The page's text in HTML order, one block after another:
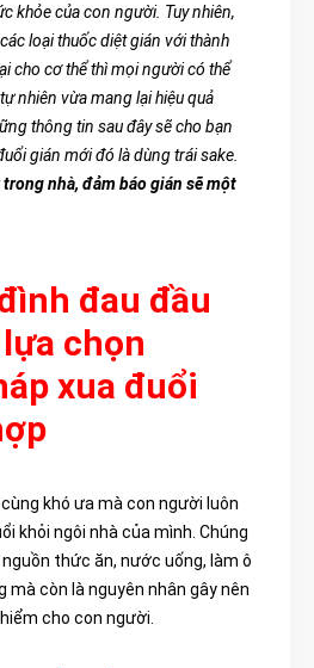
khỏe của con người. Tuy nhiên,
loại thuốc diệt gián với thành
cho cơ thể thì mọi người có thể
nhiên vừa mang lại hiệu quả
thông tin sau đây sẽ cho bạn
gián mới đó là dùng trái sake.
nhà, đảm báo gián sẽ một
đau đầu
chọn
xua đuổi
khó ưa mà con người luôn
khỏi ngôi nhà của mình. Chúng
thức ăn, nước uống, làm ô
mà còn là nguyên nhân gây nên
cho con người.